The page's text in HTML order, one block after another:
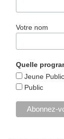
Votre nom
Quelle
Jeune Public
Public